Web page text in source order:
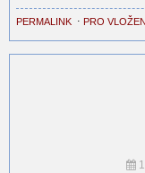
PERMALINK ⋅ PRO